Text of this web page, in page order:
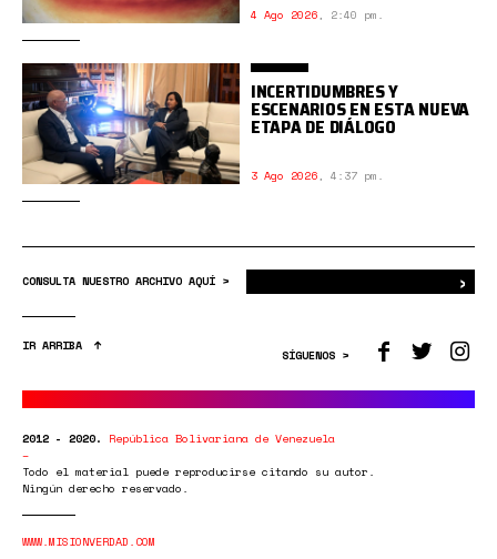
4 Ago 2026, 2:40 pm.
INCERTIDUMBRES Y
ESCENARIOS EN ESTA NUEVA
ETAPA DE DIÁLOGO
3 Ago 2026, 4:37 pm.
CONSULTA NUESTRO ARCHIVO AQUÍ > ›
IR ARRIBA
SÍGUENOS >
2012 - 2020. República Bolivariana de Venezuela
Todo el material puede reproducirse citando su autor.
Ningún derecho reservado.
WWW.MISIONVERDAD.COM